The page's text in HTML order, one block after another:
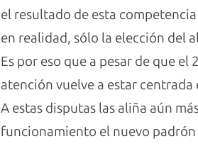
el resultado de esta
en realidad, sólo la elección del
Es por eso que a pesar de que
atención vuelve a estar
A estas disputas las aliña aún
funcionamiento el nuevo